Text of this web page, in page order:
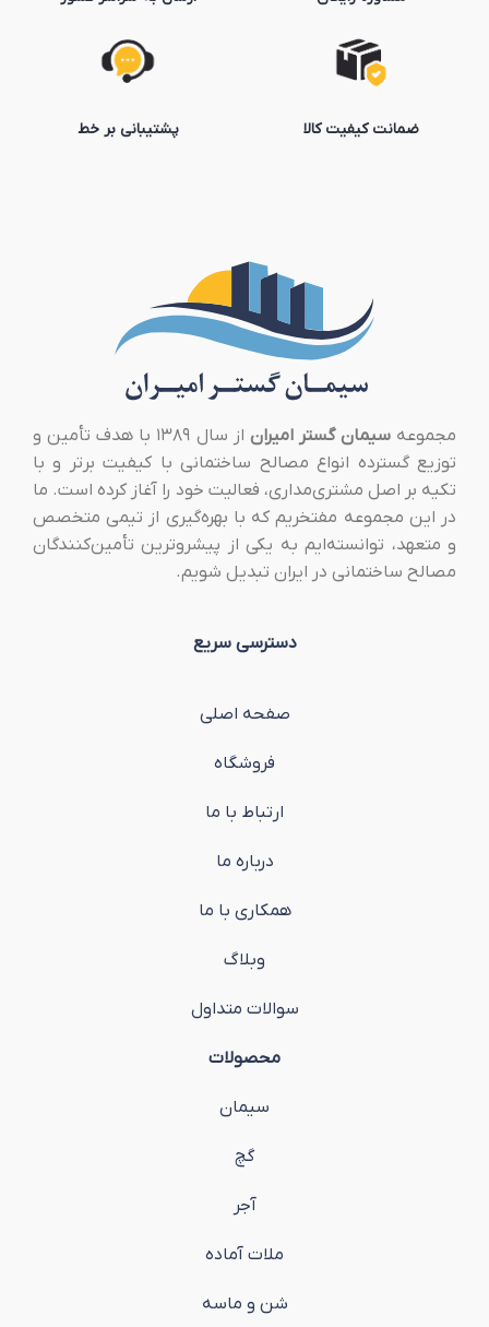
ضمانت کیفیت کالا پشتیبانی بر خط
مجموعهسیمان گستر امیران
از سال ۱۳۸۹ با هدف تأمین و
توزیع گسترده انواع مصالح ساختمانی با کیفیت برتر و با
تکیه بر اصل مشتری‌مداری، فعالیت خود را آغاز کرده است. ما
در این مجموعه مفتخریم که با بهره‌گیری از تیمی متخصص
و متعهد، توانسته‌ایم به یکی از پیشروترین تأمین‌کنندگان
مصالح ساختمانی در ایران تبدیل شویم.
دسترسی سریع
صفحه اصلی
فروشگاه
ارتباط با ما
درباره ما
همکاری با ما
وبلاگ
سوالات متداول
محصولات
سیمان
گچ
آجر
ملات آماده
شن و ماسه